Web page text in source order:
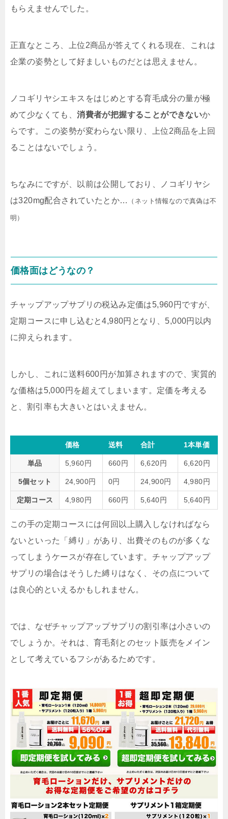
もらえませんでした。
正直なところ、上位2商品が答えてくれる現在、これは
企業の姿勢として好ましいものだとは思えません。
ノコギリヤシエキスをはじめとする育毛成分の量が極
めて少なくても、消費者が把握することができないか
らです。この姿勢が変わらない限り、上位2商品を上回
ることはないでしょう。
ちなみにですが、以前は公開しており、ノコギリヤシ
は320mg配合されていたとか…
（ネット情報なので真偽は不
明）
価格面はどうなの？
チャップアップサプリの税込み定価は5,960円ですが、
定期コースに申し込むと4,980円となり、5,000円以内
に抑えられます。
しかし、これに送料600円が加算されますので、実質的
な価格は5,000円を超えてしまいます。定価を考える
と、割引率も大きいとはいえません。
価格 送料 合計 1本単価
単品 5,960円 660円 6,620円 6,620円
5個セット 24,900円 0円 24,900円 4,980円
定期コース 4,980円 660円 5,640円 5,640円
この手の定期コースには何回以上購入しなければなら
ないといった「縛り」があり、出費そのものが多くな
ってしまうケースが存在しています。チャップアップ
サプリの場合はそうした縛りはなく、その点について
は良心的といえるかもしれません。
では、なぜチャップアップサプリの割引率は小さいの
でしょうか。それは、育毛剤とのセット販売をメイン
として考えているフシがあるためです。